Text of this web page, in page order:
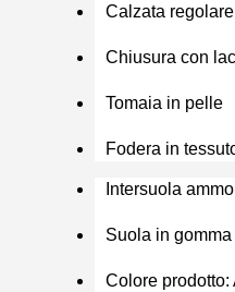
Calzata regolare
Chiusura con
Tomaia in pelle
Fodera in
Intersuola
Suola in
Colore